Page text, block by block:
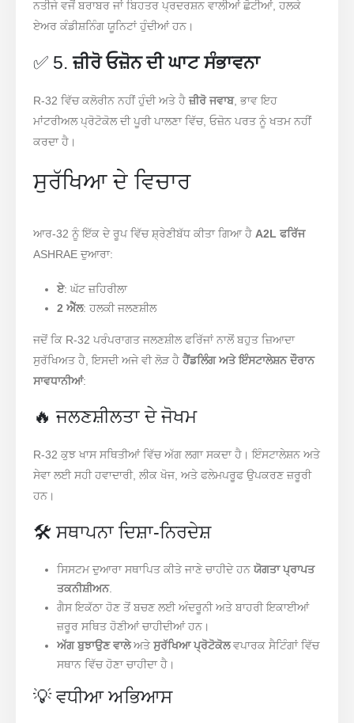
ਨਤੀਜੇ ਵਜੋਂ ਬਰਾਬਰ ਜਾਂ ਬਿਹਤਰ ਪ੍ਰਦਰਸ਼ਨ ਵਾਲੀਆਂ ਛੋਟੀਆਂ, ਹਲਕੇ
ਏਅਰ ਕੰਡੀਸ਼ਨਿੰਗ ਯੂਨਿਟਾਂ ਹੁੰਦੀਆਂ ਹਨ।
✅ 5.ਜ਼ੀਰੋ ਓਜ਼ੋਨ ਦੀ ਘਾਟ ਸੰਭਾਵਨਾ
R-32 ਵਿੱਚ ਕਲੋਰੀਨ ਨਹੀਂ ਹੁੰਦੀ ਅਤੇ ਹੈਜ਼ੀਰੋ ਜਵਾਬ, ਭਾਵ ਇਹ
ਮਾਂਟਰੀਅਲ ਪ੍ਰੋਟੋਕੋਲ ਦੀ ਪੂਰੀ ਪਾਲਣਾ ਵਿੱਚ, ਓਜ਼ੋਨ ਪਰਤ ਨੂੰ ਖਤਮ ਨਹੀਂ
ਕਰਦਾ ਹੈ।
ਸੁਰੱਖਿਆ ਦੇ ਵਿਚਾਰ
ਆਰ-32 ਨੂੰ ਇੱਕ ਦੇ ਰੂਪ ਵਿੱਚ ਸ਼੍ਰੇਣੀਬੱਧ ਕੀਤਾ ਗਿਆ ਹੈA2L ਫਰਿੱਜ
ASHRAE ਦੁਆਰਾ:
ਏ: ਘੱਟ ਜ਼ਹਿਰੀਲਾ
2 ਐੱਲ: ਹਲਕੀ ਜਲਣਸ਼ੀਲ
ਜਦੋਂ ਕਿ R-32 ਪਰੰਪਰਾਗਤ ਜਲਣਸ਼ੀਲ ਫਰਿੱਜਾਂ ਨਾਲੋਂ ਬਹੁਤ ਜ਼ਿਆਦਾ
ਸੁਰੱਖਿਅਤ ਹੈ, ਇਸਦੀ ਅਜੇ ਵੀ ਲੋੜ ਹੈਹੈਂਡਲਿੰਗ ਅਤੇ ਇੰਸਟਾਲੇਸ਼ਨ ਦੌਰਾਨ
ਸਾਵਧਾਨੀਆਂ:
🔥 ਜਲਣਸ਼ੀਲਤਾ ਦੇ ਜੋਖਮ
R-32 ਕੁਝ ਖਾਸ ਸਥਿਤੀਆਂ ਵਿੱਚ ਅੱਗ ਲਗਾ ਸਕਦਾ ਹੈ। ਇੰਸਟਾਲੇਸ਼ਨ ਅਤੇ
ਸੇਵਾ ਲਈ ਸਹੀ ਹਵਾਦਾਰੀ, ਲੀਕ ਖੋਜ, ਅਤੇ ਫਲੇਮਪਰੂਫ ਉਪਕਰਣ ਜ਼ਰੂਰੀ
ਹਨ।
🛠️ ਸਥਾਪਨਾ ਦਿਸ਼ਾ-ਨਿਰਦੇਸ਼
ਸਿਸਟਮ ਦੁਆਰਾ ਸਥਾਪਿਤ ਕੀਤੇ ਜਾਣੇ ਚਾਹੀਦੇ ਹਨ ਯੋਗਤਾ ਪ੍ਰਾਪਤ
ਤਕਨੀਸ਼ੀਅਨ.
ਗੈਸ ਇਕੱਠਾ ਹੋਣ ਤੋਂ ਬਚਣ ਲਈ ਅੰਦਰੂਨੀ ਅਤੇ ਬਾਹਰੀ ਇਕਾਈਆਂ
ਜ਼ਰੂਰ ਸਥਿਤ ਹੋਣੀਆਂ ਚਾਹੀਦੀਆਂ ਹਨ।
ਅੱਗ ਬੁਝਾਉਣ ਵਾਲੇਅਤੇਸੁਰੱਖਿਆ ਪ੍ਰੋਟੋਕੋਲਵਪਾਰਕ ਸੈਟਿੰਗਾਂ ਵਿੱਚ
ਸਥਾਨ ਵਿੱਚ ਹੋਣਾ ਚਾਹੀਦਾ ਹੈ।
💡 ਵਧੀਆ ਅਭਿਆਸ